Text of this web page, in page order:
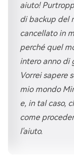
aiuto!
di backup del
cancellato in
perché quel
intero anno di
Vorrei sapere
mio mondo
e, in tal caso,
come
l'aiuto.